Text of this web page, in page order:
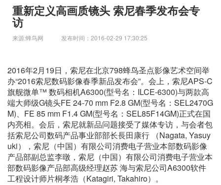
重新定义高画质镜头 索尼春季发布会专
访
来源:蜂鸟网 发布时间：2016-02-29 17:30:25
2016年2月19日，索尼在北京798蜂鸟圣点影像艺术空间举
办“2016索尼数码影像春季新品发布会”。会上，索尼APS-C
旗舰微单™ 数码相机A6300(型号名：ILCE-6300)与两款高
端大师级G镜头FE 24-70 mm F2.8 GM(型号名：SEL2470G
M)、FE 85 mm F1.4 GM(型号名：SEL85F14GM)正式在国
内亮相。会后，索尼就新品问题接受了媒体专访，与会者包
括索尼公司数码产品事业部部长長田康行 （Nagata, Yasuy
uki），索尼（中国）有限公司消费电子营业本部数码影像
产品部副总监李暾，索尼（中国）有限公司消费电子营业本
部数码影像产品部高级经理赵苏 海与索尼公司A6300软件
工程设计师片桐孝浩（Katagiri, Takahiro）。